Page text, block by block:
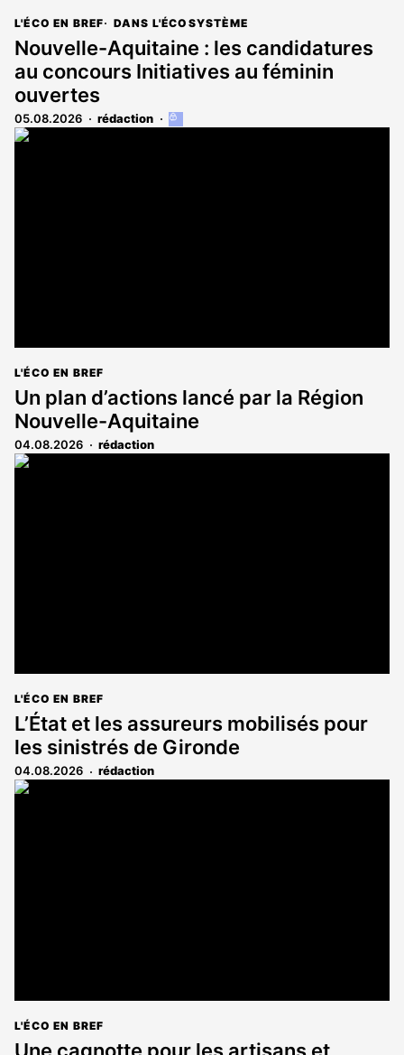
L'ÉCO EN BREF DANS L'ÉCOSYSTÈME
Nouvelle-Aquitaine : les candidatures
au concours Initiatives au féminin
ouvertes
05.08.2026 rédaction
Cet
L'ÉCO EN BREF
Un plan d’actions lancé par la Région
Nouvelle-Aquitaine
04.08.2026 rédaction
L'ÉCO EN BREF
L’État et les assureurs mobilisés pour
les sinistrés de Gironde
04.08.2026 rédaction
L'ÉCO EN BREF
Une cagnotte pour les artisans et